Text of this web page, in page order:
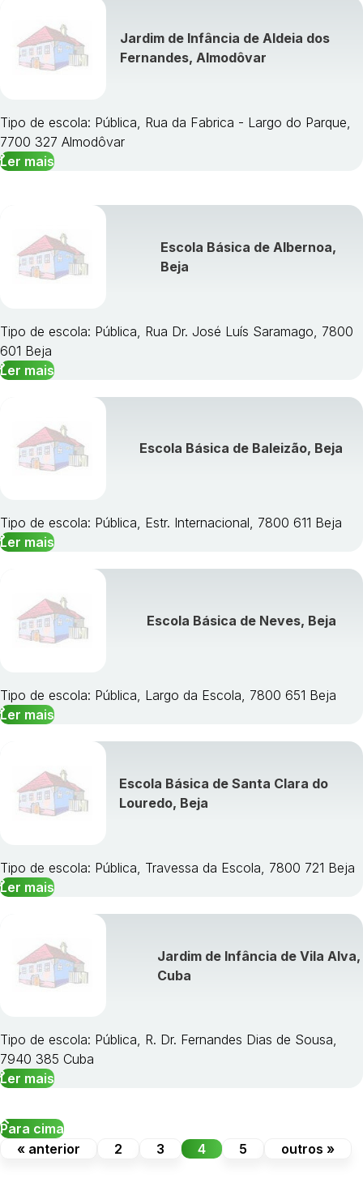
Jardim de Infância de Aldeia dos
Fernandes, Almodôvar
Tipo de escola: Pública, Rua da Fabrica - Largo do Parque,
7700 327 Almodôvar
Ler mais
Escola Básica de Albernoa,
Beja
Tipo de escola: Pública, Rua Dr. José Luís Saramago, 7800
601 Beja
Ler mais
Escola Básica de Baleizão, Beja
Tipo de escola: Pública, Estr. Internacional, 7800 611 Beja
Ler mais
Escola Básica de Neves, Beja
Tipo de escola: Pública, Largo da Escola, 7800 651 Beja
Ler mais
Escola Básica de Santa Clara do
Louredo, Beja
Tipo de escola: Pública, Travessa da Escola, 7800 721 Beja
Ler mais
Jardim de Infância de Vila Alva,
Cuba
Tipo de escola: Pública, R. Dr. Fernandes Dias de Sousa,
7940 385 Cuba
Ler mais
Para cima
« anterior
2 3 4 5 outros »